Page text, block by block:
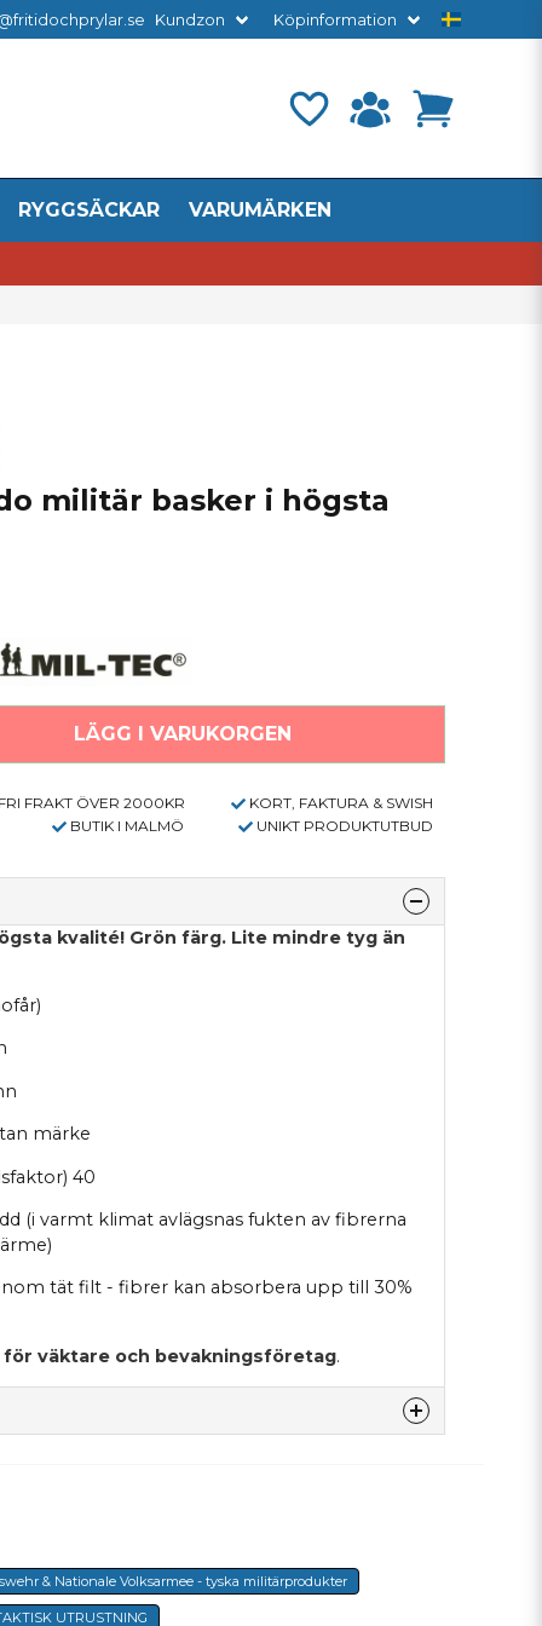
Kundzon Köpinformation
RYGGSÄCKAR VARUMÄRKEN
militär basker i högsta
LÄGG I VARUKORGEN
FRI FRAKT ÖVER 2000KR
KORT, FAKTURA & SWISH
BUTIK I MALMÖ UNIKT PRODUKTUTBUD
kvalité! Grön färg. Lite mindre tyg än
märke
40
(i varmt klimat avlägsnas fukten av fibrerna
tät filt - fibrer kan absorbera upp till 30%
för väktare och bevakningsföretag.
email
E-postadress
& Nationale Volksarmee - tyska militärprodukter
UTRUSTNING